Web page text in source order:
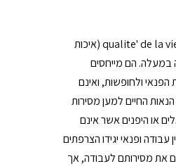
עבור הצרפתים, ה-qualite' de la vie (איכות
במעלה. הם מייחסים
ולחופשות, ואינם
החיים למען מסירות
או היפנים אשר אינם
עבודה ופנאי יגידו הצרפתים
את מסירותם לעבודה, אך